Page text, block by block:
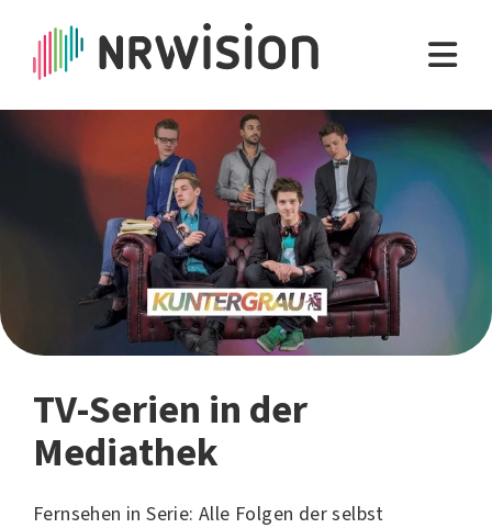
TV-Serien in der
Mediathek
Fernsehen in Serie: Alle Folgen der selbst